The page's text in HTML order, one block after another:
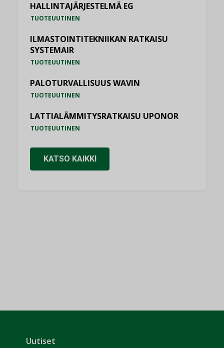
HALLINTAJÄRJESTELMÄ EG
TUOTEUUTINEN
ILMASTOINTITEKNIIKAN RATKAISU
SYSTEMAIR
TUOTEUUTINEN
PALOTURVALLISUUS WAVIN
TUOTEUUTINEN
LATTIALÄMMITYSRATKAISU UPONOR
TUOTEUUTINEN
KATSO KAIKKI
Uutiset